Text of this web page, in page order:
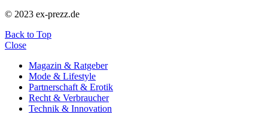
© 2023 ex-prezz.de
Back to Top
Close
Magazin & Ratgeber
Mode & Lifestyle
Partnerschaft & Erotik
Recht & Verbraucher
Technik & Innovation